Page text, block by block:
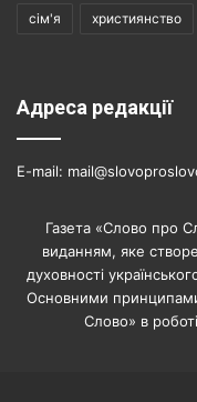
сім'я християнство
Адреса редакції
E-mail:
Газета «Слово про
виданням, яке
духовності
Основними
Слово» в